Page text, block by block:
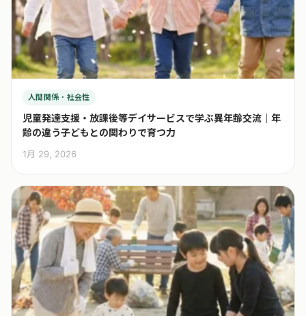
人間関係・社会性
児童発達支援・放課後等デイサービスで学ぶ異年齢交流｜年
齢の違う子どもとの関わりで育つ力
1月 29, 2026